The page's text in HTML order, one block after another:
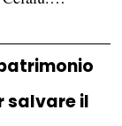
salvare il